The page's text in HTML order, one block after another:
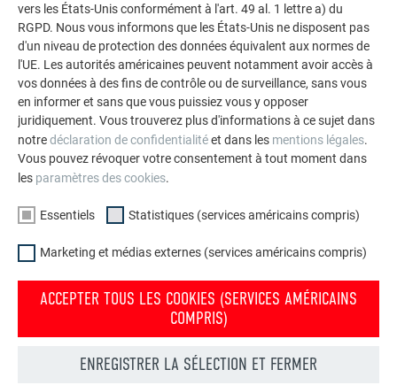
Fixation directe avec 3 clous annelés 2,8/25 par R.16.
vers les États-Unis conformément à l'art. 49 al. 1 lettre a) du
RGPD. Nous vous informons que les États-Unis ne disposent pas
d'un niveau de protection des données équivalent aux normes de
l'UE. Les autorités américaines peuvent notamment avoir accès à
vos données à des fins de contrôle ou de surveillance, sans vous
en informer et sans que vous puissiez vous y opposer
juridiquement. Vous trouverez plus d'informations à ce sujet dans
notredéclaration de confidentialitéet dans les mentions légales.
Vous pouvez révoquer votre consentement à tout moment dans
les paramètres des cookies.
Essentiels Statistiques (services américains compris)
Marketing et médias externes (services américains compris)
ACCEPTER TOUS LES COOKIES (SERVICES AMÉRICAINS
COMPRIS)
ENREGISTRER LA SÉLECTION ET FERMER